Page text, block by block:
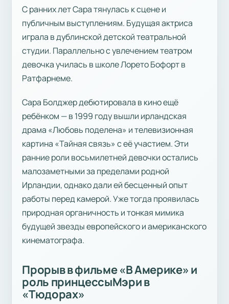
С ранних лет Сара тянулась к сцене и
публичным выступлениям. Будущая актриса
играла в дублинской детской театральной
студии. Параллельно с увлечением театром
девочка училась в школе Лорето Бофорт в
Ратфарнеме.
Сара Болджер дебютировала в кино ещё
ребёнком — в 1999 году вышли ирландская
драма «Любовь поделена» и телевизионная
картина «Тайная связь» с её участием. Эти
ранние роли восьмилетней девочки остались
малозаметными за пределами родной
Ирландии, однако дали ей бесценный опыт
работы перед камерой. Уже тогда проявилась
природная органичность и тонкая мимика
будущей звезды европейского и американского
кинематографа.
Прорыв в фильме «В Америке» и
роль принцессыМэри в
«Тюдорах»